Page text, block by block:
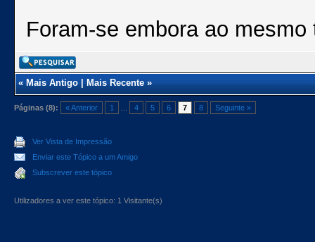
Foram-se embora ao
«Mais Antigo|Mais Recente»
Páginas (8): « Anterior 1 4 5 6 7 8 Seguinte »
Ver Vista de Impressão
Enviar este Tópico a um Amigo
Subscrever este tópico
Utilizadores a ver este tópico: 1 Visitante(s)